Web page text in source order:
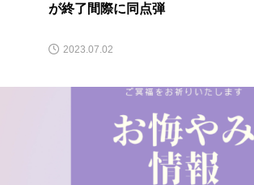
が終了間際に同点弾
2023.07.02